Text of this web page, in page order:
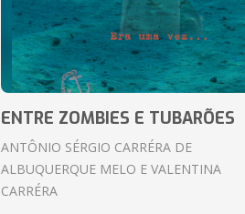
ENTRE ZOMBIES E TUBARÕES
ANTÔNIO SÉRGIO CARRÉRA DE
ALBUQUERQUE MELO E VALENTINA
CARRÉRA